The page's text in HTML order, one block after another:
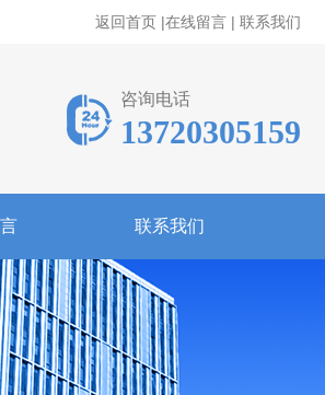
返回首页 |在线留言 | 联系我们
咨询电话
13720305159
联系我们